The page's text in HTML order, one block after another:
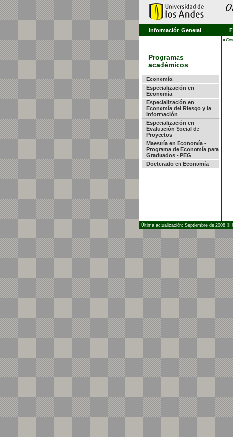
Información General
Programas
académicos
Economía
Especialización en
Economía
Especialización en
Economía del Riesgo y la
Información
Especialización en
Evaluación Social de
Proyectos
Maestría en Economía -
Programa de Economía para
Graduados - PEG
Doctorado en Economía
»
Última actualización: Septiembre de 2008 ©